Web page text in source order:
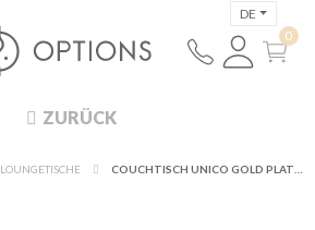
DE
ZURÜCK
LOUNGETISCHE